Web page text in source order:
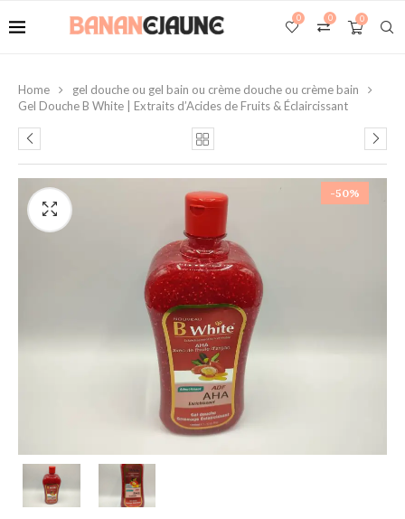
0
0
0
Home
gel douche ou gel bain ou crème douche ou crème bain
Gel Douche B White | Extraits d’Acides de Fruits & Éclaircissant
-50%